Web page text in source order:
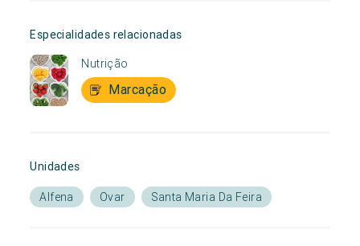
Especialidades relacionadas
Nutrição
Marcação
Unidades
Alfena Ovar Santa Maria Da Feira